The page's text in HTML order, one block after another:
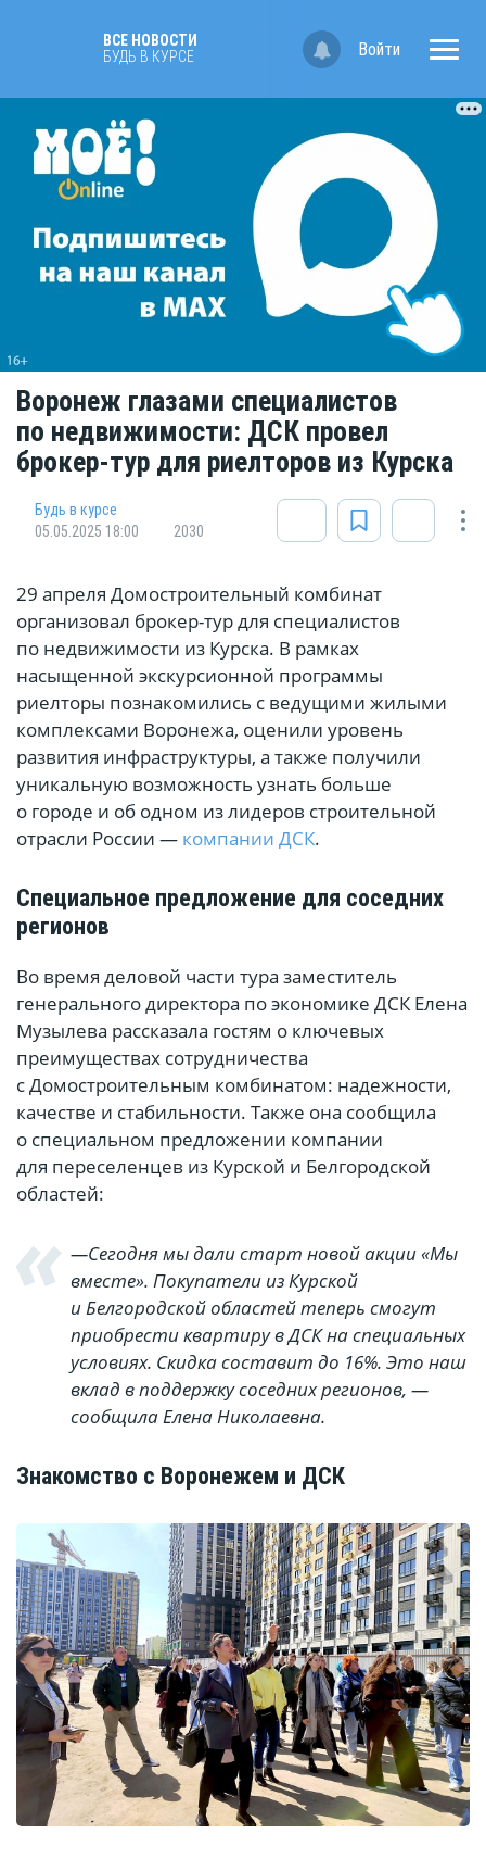
ВСЕ НОВОСТИ
БУДЬ В КУРСЕ
Войти
Воронеж глазами специалистов
по недвижимости: ДСК провел
брокер-тур для риелторов из Курска
Будь в курсе
05.05.2025 18:00
2030
29 апреля Домостроительный комбинат
организовал брокер-тур для специалистов
по недвижимости из Курска. В рамках
насыщенной экскурсионной программы
риелторы познакомились с ведущими жилыми
комплексами Воронежа, оценили уровень
развития инфраструктуры, а также получили
уникальную возможность узнать больше
о городе и об одном из лидеров строительной
отрасли России — компании ДСК.
Специальное предложение для соседних
регионов
Во время деловой части тура заместитель
генерального директора по экономике ДСК Елена
Музылева рассказала гостям о ключевых
преимуществах сотрудничества
с Домостроительным комбинатом: надежности,
качестве и стабильности. Также она сообщила
о специальном предложении компании
для переселенцев из Курской и Белгородской
областей:
—Сегодня мы дали старт новой акции «Мы
вместе». Покупатели из Курской
и Белгородской областей теперь смогут
приобрести квартиру в ДСК на специальных
условиях. Скидка составит до 16%. Это наш
вклад в поддержку соседних регионов, —
сообщила Елена Николаевна.
Знакомство с Воронежем и ДСК